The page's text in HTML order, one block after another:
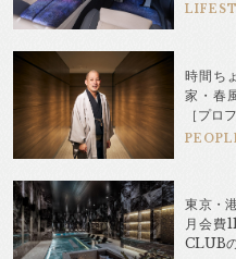
時間ち
家・春
［プロ
東京・
月会費
CLUB